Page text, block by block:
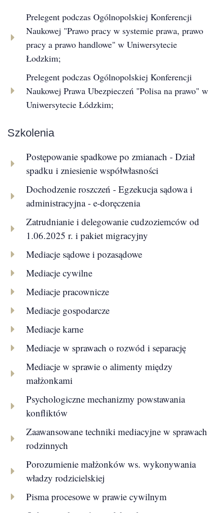
Prelegent podczas Ogólnopolskiej Konferencji
Naukowej "Prawo pracy w systemie prawa, prawo
pracy a prawo handlowe" w Uniwersytecie
Łodzkim;
Prelegent podczas Ogólnopolskiej Konferencji
Naukowej Prawa Ubezpieczeń "Polisa na prawo" w
Uniwersytecie Łódzkim;
Szkolenia
Postępowanie spadkowe po zmianach - Dział
spadku i zniesienie współwłasności
Dochodzenie roszczeń - Egzekucja sądowa i
administracyjna - e-doręczenia
Zatrudnianie i delegowanie cudzoziemców od
1.06.2025 r. i pakiet migracyjny
Mediacje sądowe i pozasądowe
Mediacje cywilne
Mediacje pracownicze
Mediacje gospodarcze
Mediacje karne
Mediacje w sprawach o rozwód i separację
Mediacje w sprawie o alimenty między
małżonkami
Psychologiczne mechanizmy powstawania
konfliktów
Zaawansowane techniki mediacyjne w sprawach
rodzinnych
Porozumienie małżonków ws. wykonywania
władzy rodzicielskiej
Pisma procesowe w prawie cywilnym